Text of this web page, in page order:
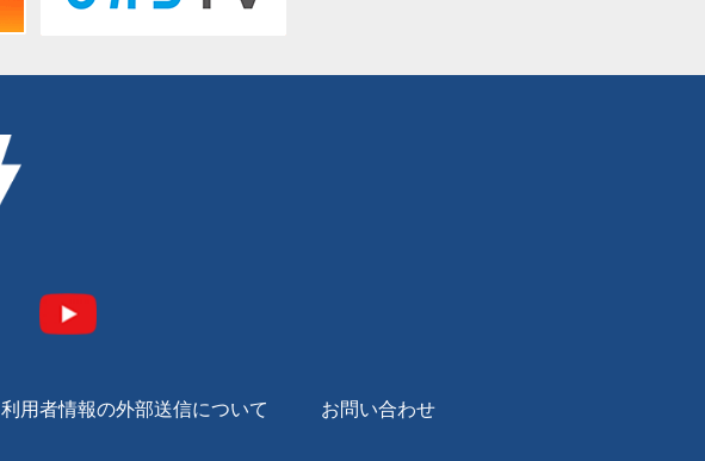
利用者情報の外部送信について お問い合わせ